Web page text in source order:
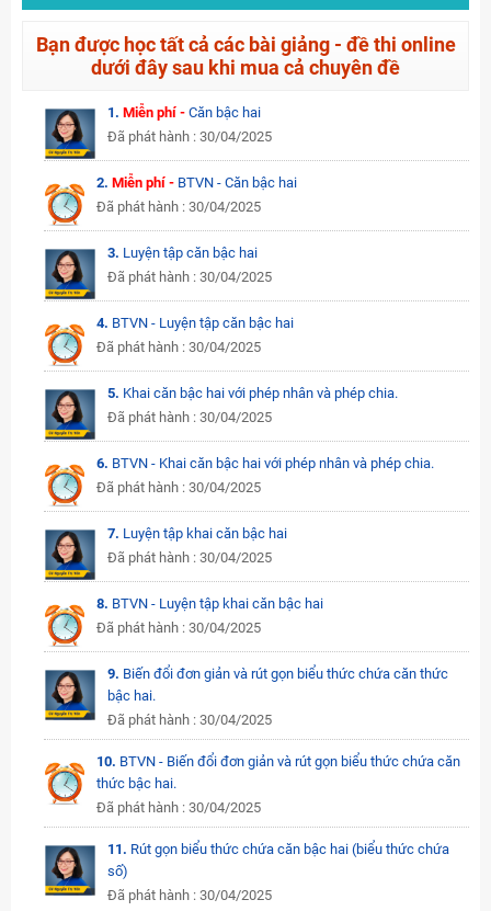
Bạn được học tất cả các bài giảng - đề thi online
dưới đây sau khi mua cả chuyên đề
1. Miễn phí - Căn bậc hai
Đã phát hành : 30/04/2025
2.Miễn phí - BTVN - Căn bậc hai
Đã phát hành : 30/04/2025
3. Luyện tập căn bậc hai
Đã phát hành : 30/04/2025
4. BTVN - Luyện tập căn bậc hai
Đã phát hành : 30/04/2025
5. Khai căn bậc hai với phép nhân và phép chia.
Đã phát hành : 30/04/2025
6. BTVN - Khai căn bậc hai với phép nhân và phép chia.
Đã phát hành : 30/04/2025
7. Luyện tập khai căn bậc hai
Đã phát hành : 30/04/2025
8. BTVN - Luyện tập khai căn bậc hai
Đã phát hành : 30/04/2025
9. Biến đổi đơn giản và rút gọn biểu thức chứa căn thức
bậc hai.
Đã phát hành : 30/04/2025
10. BTVN - Biến đổi đơn giản và rút gọn biểu thức chứa căn
thức bậc hai.
Đã phát hành : 30/04/2025
11. Rút gọn biểu thức chứa căn bậc hai (biểu thức chứa
số)
Đã phát hành : 30/04/2025